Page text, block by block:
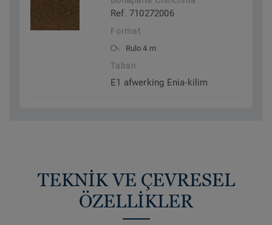
Ref. 710272006
Format
Rulo 4 m
Taban
E1 afwerking Enia-kilim
TEKNİK VE ÇEVRESEL
ÖZELLİKLER